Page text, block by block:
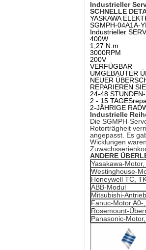
Industrieller
SCHNELLE
YASKAWA
SGMPH-04A1A-
Industrieller
400W
1,27 N.m
3000RPM
200V
VERFÜGBAR
UMGEBAUTER
NEUER
REPARIEREN
24-48
2 - 15
2-JÄHRIGE
Industrielle
Die SGMPH-
Rotorträgheit
angepasst. Es
Wicklungen
ANDERE
Yasakawa-
Westinghouse-
Honeywell TC,
ABB-Modul
Mitsubishi-
Fanuc-Motor A0-
Rosemount-
Panasonic-